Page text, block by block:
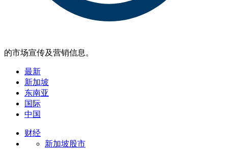
的市场宣传及营销信息。
最新
新加坡
东南亚
国际
中国
财经
新加坡股市